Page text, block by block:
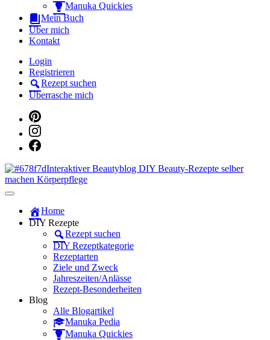
Manuka Quickies
Mein Buch
Über mich
Kontakt
Login
Registrieren
Rezept suchen
Überrasche mich
Manuka Magic – Natürlich schön:
Dein interaktiver DIY Beautyblog
Home
DIY Rezepte
Rezept suchen
DIY Rezeptkategorie
Rezeptarten
Ziele und Zweck
Jahreszeiten/Anlässe
Rezept-Besonderheiten
Blog
Alle Blogartikel
Manuka Pedia
Manuka Quickies